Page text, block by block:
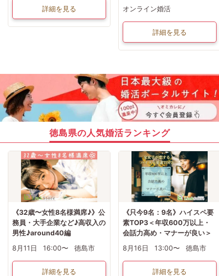
詳細を見る
オンライン婚活
詳細を見る
徳島県の人気婚活ランキング
《32歳〜女性8名様満席♪》公
務員・大手企業など♪高収入の
男性♪around40編
8月11日
16:00〜 徳島市
詳細を見る
《只今9名：9名》ハイスペ要
素TOP3＜年収600万以上・
会話力高め・マナーが良い＞
8月16日
13:00〜 徳島市
詳細を見る